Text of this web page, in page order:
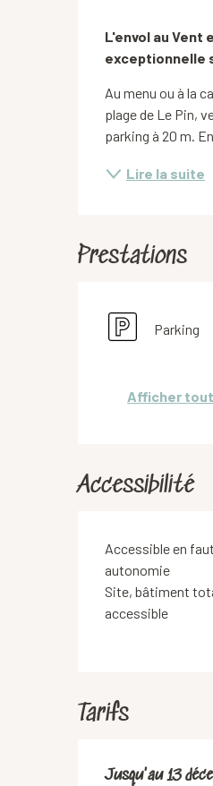
L'envol au Vent
exceptionnelle
Au menu ou à la
plage de Le Pin,
parking à 20 m.
Lire la suite
Prestations
Parking
Afficher
Accessibilité
Accessible en
autonomie
Site, bâtiment
accessible
Tarifs
Du1 avril 2026
Jusqu'au13